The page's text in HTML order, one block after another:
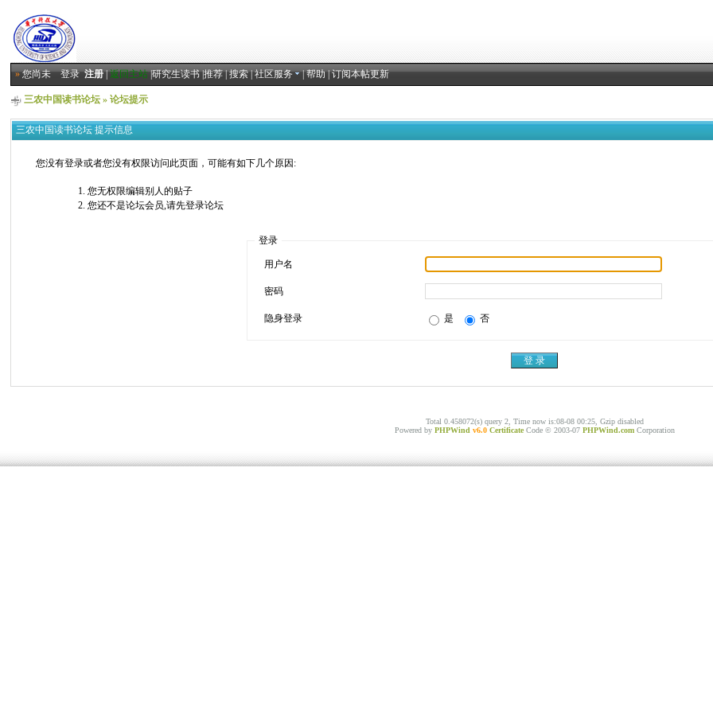
»您尚未登录 注册|返回主站|研究生读书|推荐|搜索|社区服务 |帮助|订阅本帖更新
三农中国读书论坛 » 论坛提示
三农中国读书论坛 提示信息
您没有登录或者您没有权限访问此页面，可能有如下几个原因:
您无权限编辑别人的贴子
您还不是论坛会员,请先登录论坛
登录
用户名
密码
隐身登录 是 否
Total 0.458072(s) query 2, Time now is:08-08 00:25, Gzip disabled
Powered by PHPWind v6.0 Certificate Code © 2003-07 PHPWind.com Corporation